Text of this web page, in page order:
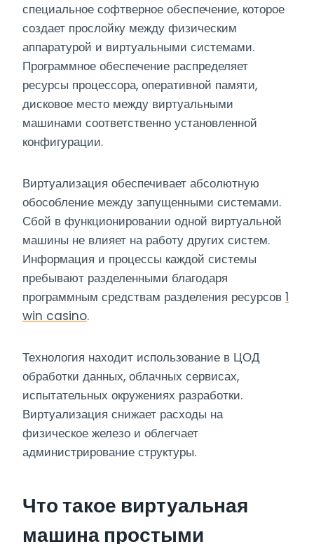
специальное софтверное обеспечение, которое
создает прослойку между физическим
аппаратурой и виртуальными системами.
Программное обеспечение распределяет
ресурсы процессора, оперативной памяти,
дисковое место между виртуальными
машинами соответственно установленной
конфигурации.
Виртуализация обеспечивает абсолютную
обособление между запущенными системами.
Сбой в функционировании одной виртуальной
машины не влияет на работу других систем.
Информация и процессы каждой системы
пребывают разделенными благодаря
программным средствам разделения ресурсов 1
win casino.
Технология находит использование в ЦОД
обработки данных, облачных сервисах,
испытательных окружениях разработки.
Виртуализация снижает расходы на
физическое железо и облегчает
администрирование структуры.
Что такое виртуальная
машина простыми